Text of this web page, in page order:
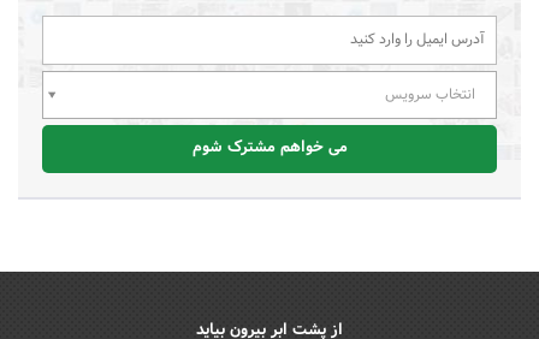
انتخاب سرویس
می خواهم مشترک شوم
از پشت ابر بیرون بیاید